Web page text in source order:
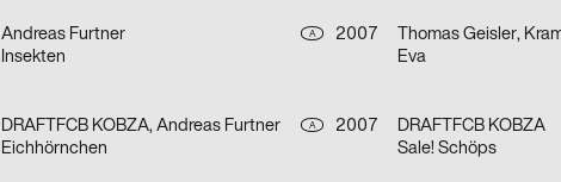
Andreas Furtner A
2007
Insekten
Eva
DRAFTFCB KOBZA, Andreas Furtner A
2007
Eichhörnchen
DRAFTFCB KOBZA
Sale! Schöps